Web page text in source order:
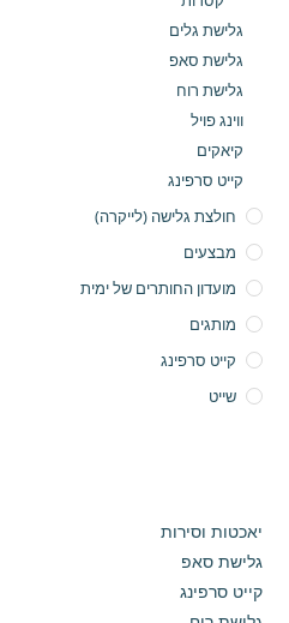
גלישת גלים
גלישת סאפ
גלישת רוח
ווינג פויל
קיאקים
קייט סרפינג
חולצת גלישה (לייקרה)
מבצעים
מועדון החותרים של ימית
מותגים
קייט סרפינג
שייט
יאכטות וסירות
גלישת סאפ
קייט סרפינג